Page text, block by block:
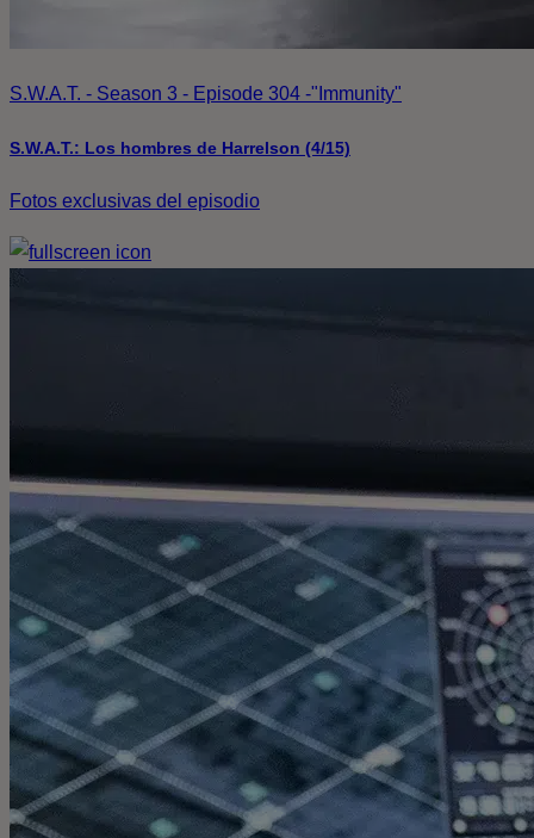
S.W.A.T. - Season 3 - Episode 304 -"Immunity"
S.W.A.T.: Los hombres de Harrelson (4/15)
Fotos exclusivas del episodio